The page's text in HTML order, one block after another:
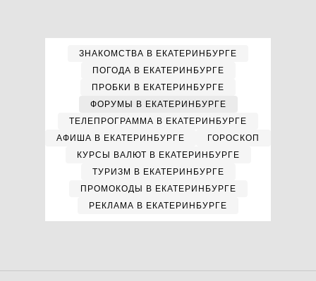
ЗНАКОМСТВА В ЕКАТЕРИНБУРГЕ
ПОГОДА В ЕКАТЕРИНБУРГЕ
ПРОБКИ В ЕКАТЕРИНБУРГЕ
ФОРУМЫ В ЕКАТЕРИНБУРГЕ
ТЕЛЕПРОГРАММА В ЕКАТЕРИНБУРГЕ
АФИША В ЕКАТЕРИНБУРГЕ
ГОРОСКОП
КУРСЫ ВАЛЮТ В ЕКАТЕРИНБУРГЕ
ТУРИЗМ В ЕКАТЕРИНБУРГЕ
ПРОМОКОДЫ В ЕКАТЕРИНБУРГЕ
РЕКЛАМА В ЕКАТЕРИНБУРГЕ